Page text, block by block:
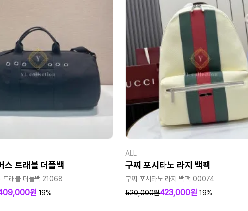
스 트래블 더플백
트래블 더플백 21068
원 19%
ALL
구찌 포시타노 라지 백팩
구찌 포시타노 라지 백팩 00074
520,000원423,000원 19%